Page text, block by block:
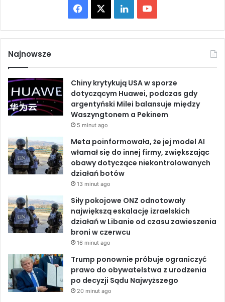
c
ę
a
e
b
o
o
k
L
i
k
e
d
n
o
T
u
b
Najnowsze
Chiny krytykują USA w sporze
dotyczącym Huawei, podczas gdy
argentyński Milei balansuje między
Waszyngtonem a Pekinem
5 minut ago
Meta poinformowała, że jej model AI
włamał się do innej firmy, zwiększając
obawy dotyczące niekontrolowanych
działań botów
13 minut ago
Siły pokojowe ONZ odnotowały
największą eskalację izraelskich
działań w Libanie od czasu zawieszenia
broni w czerwcu
16 minut ago
Trump ponownie próbuje ograniczyć
prawo do obywatelstwa z urodzenia
po decyzji Sądu Najwyższego
20 minut ago